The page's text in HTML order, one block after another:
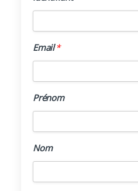
Email*
Prénom
Nom